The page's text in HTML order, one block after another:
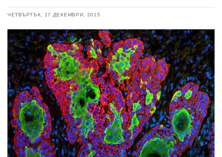
ЧЕТВЪРТЪК, 17 ДЕКЕМВРИ, 2015